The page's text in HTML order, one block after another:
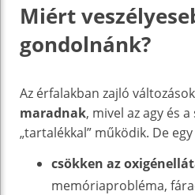
Miért
gondolnánk?
Az érfalakban zajló változások
maradnak, mivel az agy és
„tartalékkal” működik. De
csökken az
memóriaprobléma,